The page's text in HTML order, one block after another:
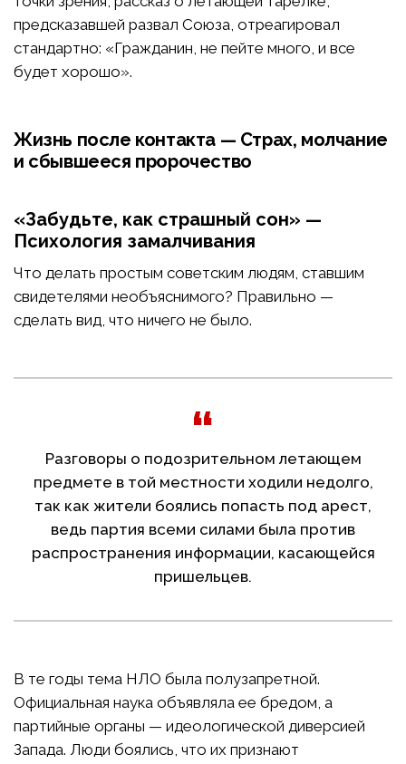
предсказавшей развал Союза, отреагировал
стандартно: «Гражданин, не пейте много, и все
будет хорошо».
Жизнь после контакта — Страх, молчание
и сбывшееся пророчество
«Забудьте, как страшный сон» —
Психология замалчивания
Что делать простым советским людям, ставшим
свидетелями необъяснимого? Правильно —
сделать вид, что ничего не было.
Разговоры о подозрительном летающем
предмете в той местности ходили недолго,
так как жители боялись попасть под арест,
ведь партия всеми силами была против
распространения информации, касающейся
пришельцев.
В те годы тема НЛО была полузапретной.
Официальная наука объявляла ее бредом, а
партийные органы — идеологической диверсией
Запада. Люди боялись, что их признают